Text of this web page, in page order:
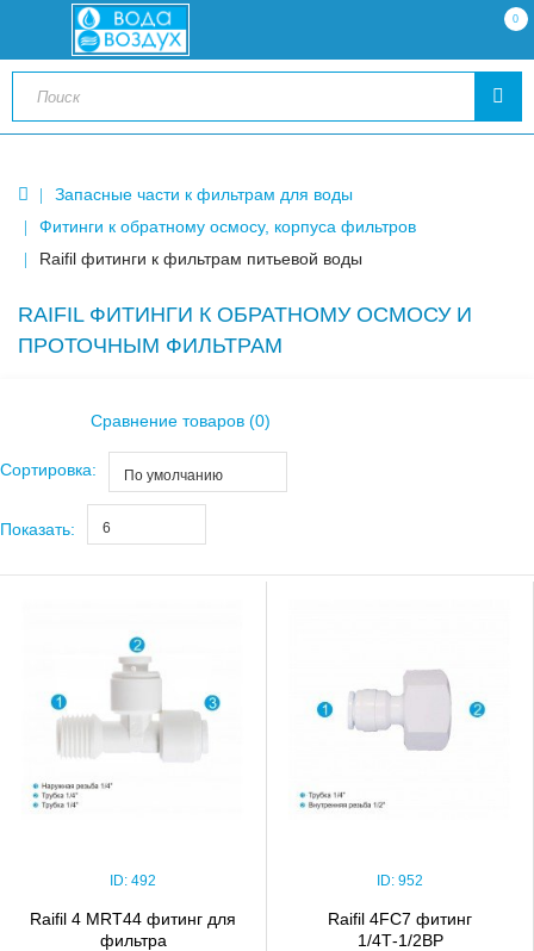
0
Запасные части к фильтрам для воды
Фитинги к обратному осмосу, корпуса фильтров
Raifil фитинги к фильтрам питьевой воды
RAIFIL ФИТИНГИ К ОБРАТНОМУ ОСМОСУ И
ПРОТОЧНЫМ ФИЛЬТРАМ
Сравнение товаров (0)
Сортировка: По умолчанию
Показать: 6
ID: 492
Raifil 4 MRT44 фитинг для
фильтра
ID: 952
Raifil 4FC7 фитинг
1/4Т-1/2ВР